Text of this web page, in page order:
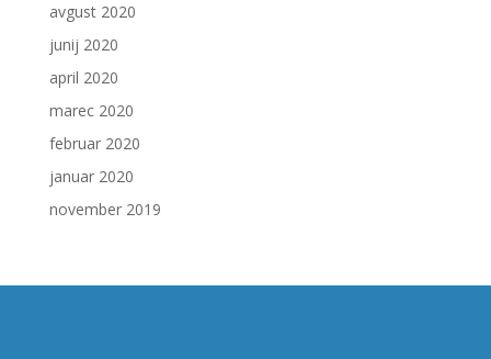
avgust 2020
junij 2020
april 2020
marec 2020
februar 2020
januar 2020
november 2019